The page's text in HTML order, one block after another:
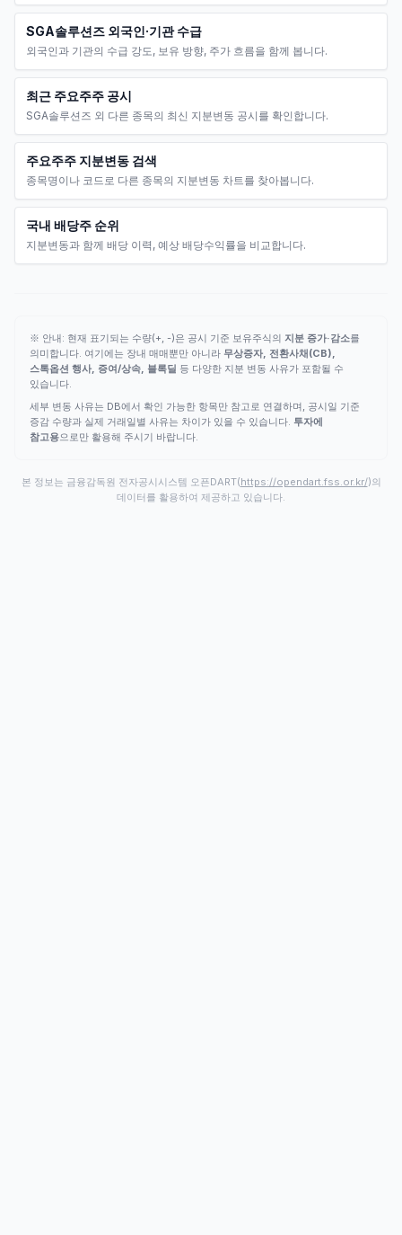
SGA솔루션즈 외국인·기관 수급
외국인과 기관의 수급 강도, 보유 방향, 주가 흐름을 함께 봅니다.
최근 주요주주 공시
SGA솔루션즈 외 다른 종목의 최신 지분변동 공시를 확인합니다.
주요주주 지분변동 검색
종목명이나 코드로 다른 종목의 지분변동 차트를 찾아봅니다.
국내 배당주 순위
지분변동과 함께 배당 이력, 예상 배당수익률을 비교합니다.
※ 안내: 현재 표기되는 수량(+, -)은 공시 기준 보유주식의 지분 증가·감소를
의미합니다. 여기에는 장내 매매뿐만 아니라 무상증자, 전환사채(CB),
스톡옵션 행사, 증여/상속, 블록딜 등 다양한 지분 변동 사유가 포함될 수
있습니다.
세부 변동 사유는 DB에서 확인 가능한 항목만 참고로 연결하며, 공시일 기준
증감 수량과 실제 거래일별 사유는 차이가 있을 수 있습니다. 투자에
참고용으로만 활용해 주시기 바랍니다.
본 정보는 금융감독원 전자공시시스템 오픈DART(https://opendart.fss.or.kr/)의
데이터를 활용하여 제공하고 있습니다.